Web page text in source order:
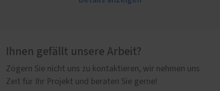
Ihnen gefällt unsere Arbeit?
Zögern Sie nicht uns zu kontaktieren, wir nehmen uns
Zeit für Ihr Projekt und beraten Sie gerne!